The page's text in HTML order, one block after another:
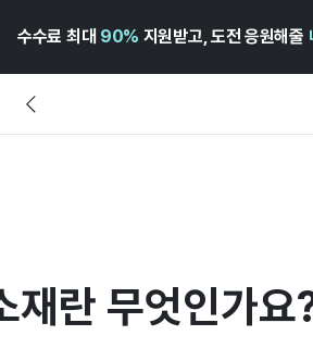
수수료 최대 90% 지원받고, 도전 응원해줄
재란 무엇인가요